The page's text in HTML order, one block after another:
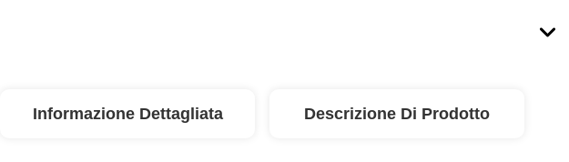
Informazione Dettagliata Descrizione Di Prodotto